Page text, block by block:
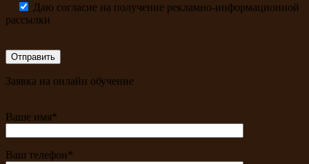
Даю согласие на получение рекламно-информационной
рассылки
Заявка на онлайн обучение
Ваше имя*
Ваш телефон*